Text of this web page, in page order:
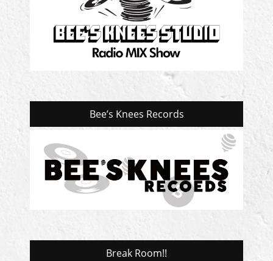
Bee’s Knees Records
Break Room!!